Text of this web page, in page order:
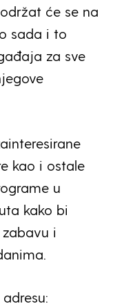
će se na
sada i to
za sve
kao i ostale
u
kako bi
i